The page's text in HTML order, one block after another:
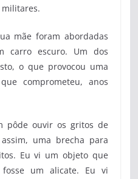
mãe foram abordadas
carro escuro. Um dos
o que provocou uma
comprometeu, anos
pôde ouvir os gritos de
uma brecha para
Eu vi um objeto que
um alicate. Eu vi